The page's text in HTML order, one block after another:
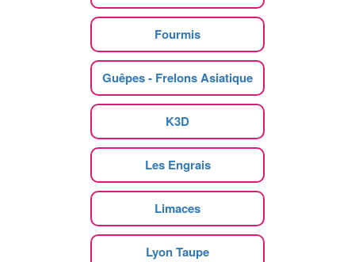
Fourmis
Guêpes - Frelons Asiatique
K3D
Les Engrais
Limaces
Lyon Taupe